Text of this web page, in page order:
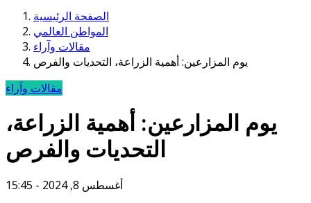
الصفحة الرئيسية
المواطن العالمي
مقالات وآراء
يوم المزارعين: أهمية الزراعة، التحديات والفرص
مقالات وآراء
يوم المزارعين: أهمية الزراعة،
التحديات والفرص
أغسطس 8, 2024 - 15:45